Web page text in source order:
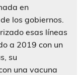
en
los gobiernos.
esas líneas
a 2019 con un
su
una vacuna